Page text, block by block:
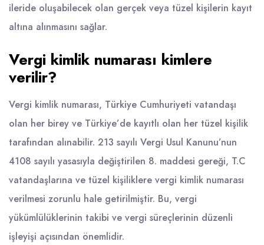
ileride oluşabilecek olan gerçek veya tüzel kişilerin kayıt
altına alınmasını sağlar.
Vergi kimlik numarası kimlere
verilir?
Vergi kimlik numarası, Türkiye Cumhuriyeti vatandaşı
olan her birey ve Türkiye’de kayıtlı olan her tüzel kişilik
tarafından alınabilir. 213 sayılı Vergi Usul Kanunu’nun
4108 sayılı yasasıyla değiştirilen 8. maddesi gereği, T.C
vatandaşlarına ve tüzel kişiliklere vergi kimlik numarası
verilmesi zorunlu hale getirilmiştir. Bu, vergi
yükümlülüklerinin takibi ve vergi süreçlerinin düzenli
işleyişi açısından önemlidir.